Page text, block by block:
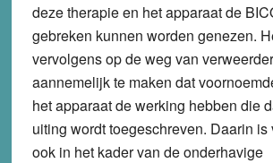
deze therapie en het apparaat de
gebreken kunnen worden genezen.
vervolgens op de weg van
aannemelijk te maken dat
het apparaat de werking hebben die
uiting wordt toegeschreven. Daarin is
ook in het kader van de onderhavige